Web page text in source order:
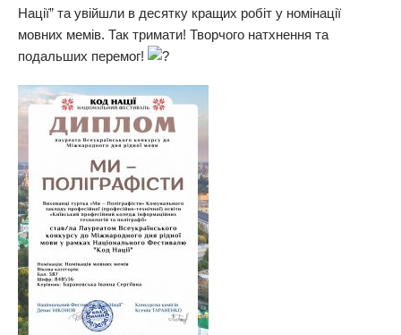
Нації” та увійшли в десятку кращих робіт у номінації
мовних мемів. Так тримати! Творчого натхнення та
подальших перемог!